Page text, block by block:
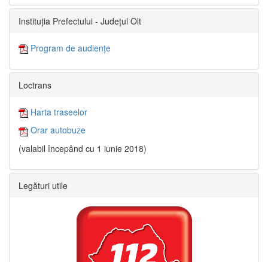
Instituția Prefectului - Județul Olt
Program de audiențe
Loctrans
Harta traseelor
Orar autobuze
(valabil începând cu 1 iunie 2018)
Legături utile